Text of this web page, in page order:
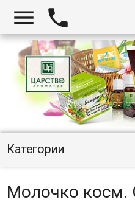
 
Категории
Молочко